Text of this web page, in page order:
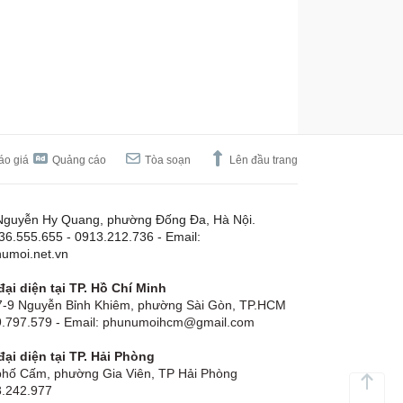
giá Quảng cáo Tòa soạn Lên đầu trang
Hy Quang, phường Đống Đa, Hà Nội.
- 0913.212.736 - Email:
diện tại TP. Hồ Chí Minh
9 Nguyễn Bỉnh Khiêm, phường Sài Gòn, TP.HCM
- Email: phunumoihcm@gmail.com
diện tại TP. Hải Phòng
Cấm, phường Gia Viên, TP Hải Phòng